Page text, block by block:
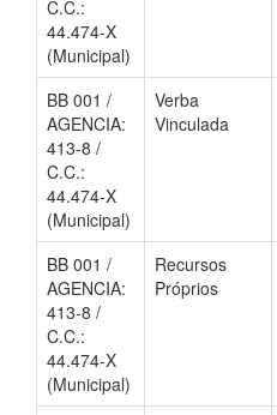
C.C.:
44.474-X
(Municipal)
BB 001 /
AGENCIA:
413-8 /
C.C.:
44.474-X
(Municipal)
Verba
Vinculada
BB 001 /
AGENCIA:
413-8 /
C.C.:
44.474-X
(Municipal)
Recursos
Próprios